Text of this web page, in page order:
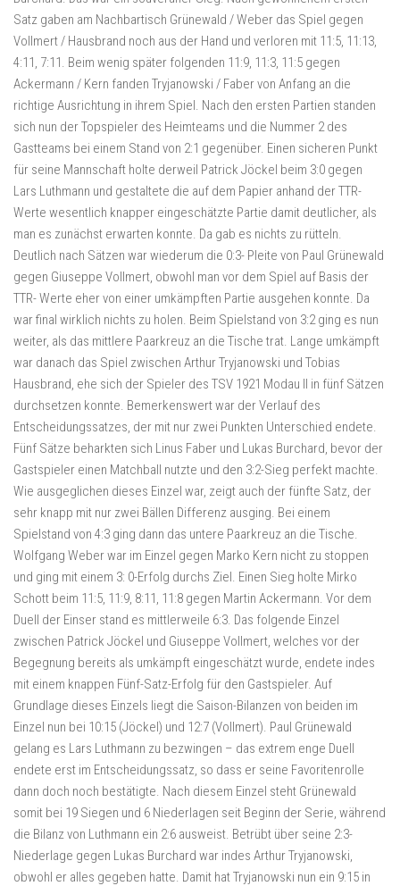
Satz gaben am Nachbartisch Grünewald / Weber das Spiel gegen
Vollmert / Hausbrand noch aus der Hand und verloren mit 11:5, 11:13,
4:11, 7:11. Beim wenig später folgenden 11:9, 11:3, 11:5 gegen
Ackermann / Kern fanden Tryjanowski / Faber von Anfang an die
richtige Ausrichtung in ihrem Spiel. Nach den ersten Partien standen
sich nun der Topspieler des Heimteams und die Nummer 2 des
Gastteams bei einem Stand von 2:1 gegenüber. Einen sicheren Punkt
für seine Mannschaft holte derweil Patrick Jöckel beim 3:0 gegen
Lars Luthmann und gestaltete die auf dem Papier anhand der TTR-
Werte wesentlich knapper eingeschätzte Partie damit deutlicher, als
man es zunächst erwarten konnte. Da gab es nichts zu rütteln.
Deutlich nach Sätzen war wiederum die 0:3- Pleite von Paul Grünewald
gegen Giuseppe Vollmert, obwohl man vor dem Spiel auf Basis der
TTR- Werte eher von einer umkämpften Partie ausgehen konnte. Da
war final wirklich nichts zu holen. Beim Spielstand von 3:2 ging es nun
weiter, als das mittlere Paarkreuz an die Tische trat. Lange umkämpft
war danach das Spiel zwischen Arthur Tryjanowski und Tobias
Hausbrand, ehe sich der Spieler des TSV 1921 Modau II in fünf Sätzen
durchsetzen konnte. Bemerkenswert war der Verlauf des
Entscheidungssatzes, der mit nur zwei Punkten Unterschied endete.
Fünf Sätze beharkten sich Linus Faber und Lukas Burchard, bevor der
Gastspieler einen Matchball nutzte und den 3:2-Sieg perfekt machte.
Wie ausgeglichen dieses Einzel war, zeigt auch der fünfte Satz, der
sehr knapp mit nur zwei Bällen Differenz ausging. Bei einem
Spielstand von 4:3 ging dann das untere Paarkreuz an die Tische.
Wolfgang Weber war im Einzel gegen Marko Kern nicht zu stoppen
und ging mit einem 3: 0-Erfolg durchs Ziel. Einen Sieg holte Mirko
Schott beim 11:5, 11:9, 8:11, 11:8 gegen Martin Ackermann. Vor dem
Duell der Einser stand es mittlerweile 6:3. Das folgende Einzel
zwischen Patrick Jöckel und Giuseppe Vollmert, welches vor der
Begegnung bereits als umkämpft eingeschätzt wurde, endete indes
mit einem knappen Fünf-Satz-Erfolg für den Gastspieler. Auf
Grundlage dieses Einzels liegt die Saison-Bilanzen von beiden im
Einzel nun bei 10:15 (Jöckel) und 12:7 (Vollmert). Paul Grünewald
gelang es Lars Luthmann zu bezwingen – das extrem enge Duell
endete erst im Entscheidungssatz, so dass er seine Favoritenrolle
dann doch noch bestätigte. Nach diesem Einzel steht Grünewald
somit bei 19 Siegen und 6 Niederlagen seit Beginn der Serie, während
die Bilanz von Luthmann ein 2:6 ausweist. Betrübt über seine 2:3-
Niederlage gegen Lukas Burchard war indes Arthur Tryjanowski,
obwohl er alles gegeben hatte. Damit hat Tryjanowski nun ein 9:15 in